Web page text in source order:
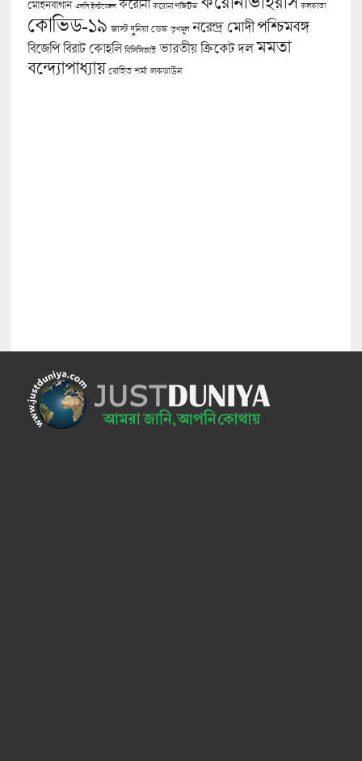
মোহনবাগান এসসি ইস্টবেঙ্গল করোনা করোনা পজিটিভ কলকাতা
কোভিড-১৯ জাস্ট দুনিয়া ডেস্ক তৃণমূল নরেন্দ্র মোদী পশ্চিমবঙ্গ
বিজেপি বিরাট কোহলি বিসিসিআই ভারতীয় ক্রিকেট দল মমতা
বন্দ্যোপাধ্যায় রোহিত শর্মা লকডাউন